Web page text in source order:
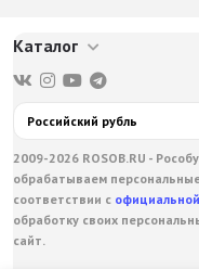
Каталог
2009-2026 ROSOB.RU -
обрабатываем
соответствии с
обработку своих
сайт.